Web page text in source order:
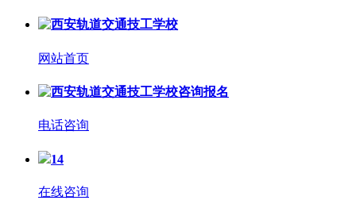
网站首页
电话咨询
14
在线咨询